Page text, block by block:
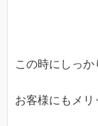
この時にしっか
お客様にもメ